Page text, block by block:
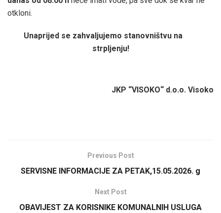
otkloni.
Unaprijed se zahvaljujemo stanovništvu na
strpljenju!
JKP “VISOKO“ d.o.o. Visoko
Previous Post
SERVISNE INFORMACIJE ZA PETAK,15.05.2026. g
Next Post
OBAVIJEST ZA KORISNIKE KOMUNALNIH USLUGA